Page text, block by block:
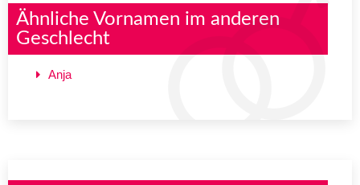
Ähnliche Vornamen im anderen
Geschlecht
Anja